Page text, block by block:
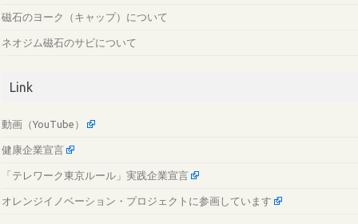
磁石のヨーク（キャップ）について
ネオジム磁石のサビについて
Link
動画（YouTube）
健康企業宣言
「テレワーク東京ルール」実践企業宣言
オレンジイノベーション・プロジェクトに参画しています